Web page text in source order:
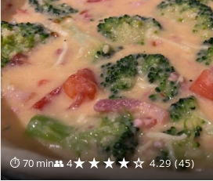
⏱ 70 min👥 4★★★★☆ 4.29 (45)